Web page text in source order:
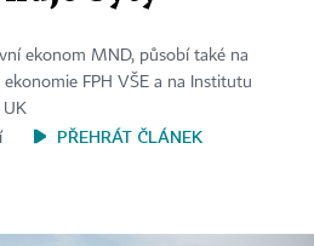
ekonom MND, působí také na
ekonomie FPH VŠE a na Institutu
UK
PŘEHRÁT ČLÁNEK